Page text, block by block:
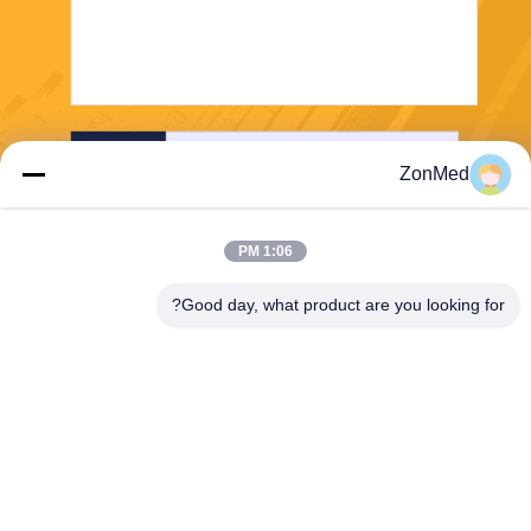
ZonMed
1:06 PM
Good day, what product are you looking for?